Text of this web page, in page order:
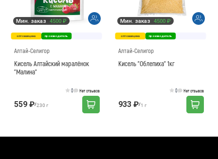
Мин. заказ 4500 ₽
оптовая цена производитель
Алтай-Селигор
Кисель Алтайский маралёнок
"Малина"
0 Нет отзывов
559 ₽/230 г
Мин. заказ 4500 ₽
оптовая цена производитель
Алтай-Селигор
Кисель "Облепиха" 1кг
0 Нет отзывов
933 ₽/1 г